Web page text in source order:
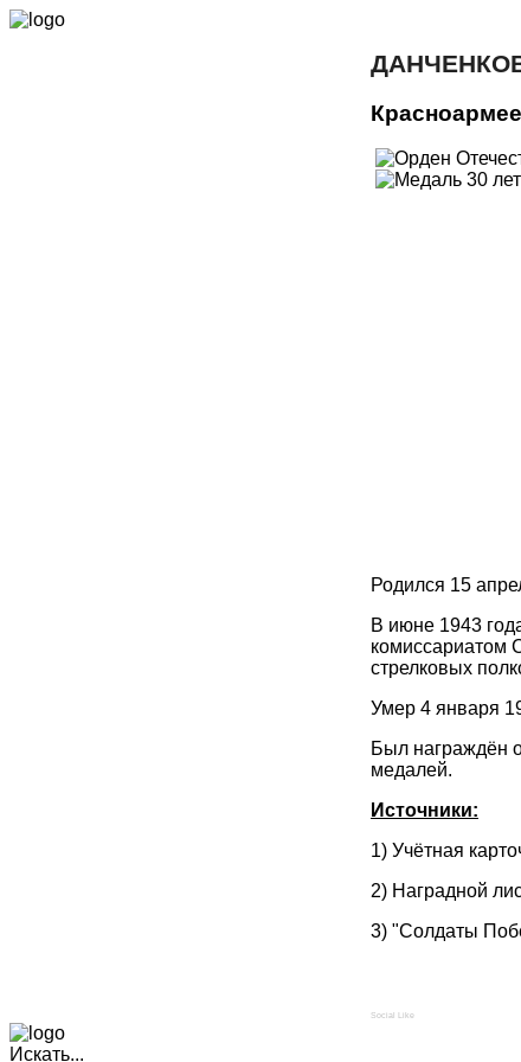
Родился 15
В июне 1943
комиссариатом
стрелковых
Умер 4 января
Был награждён
медалей.
Источники:
1) Учётная
2) Наградной
3) "Солдаты
Social Like
Искать...